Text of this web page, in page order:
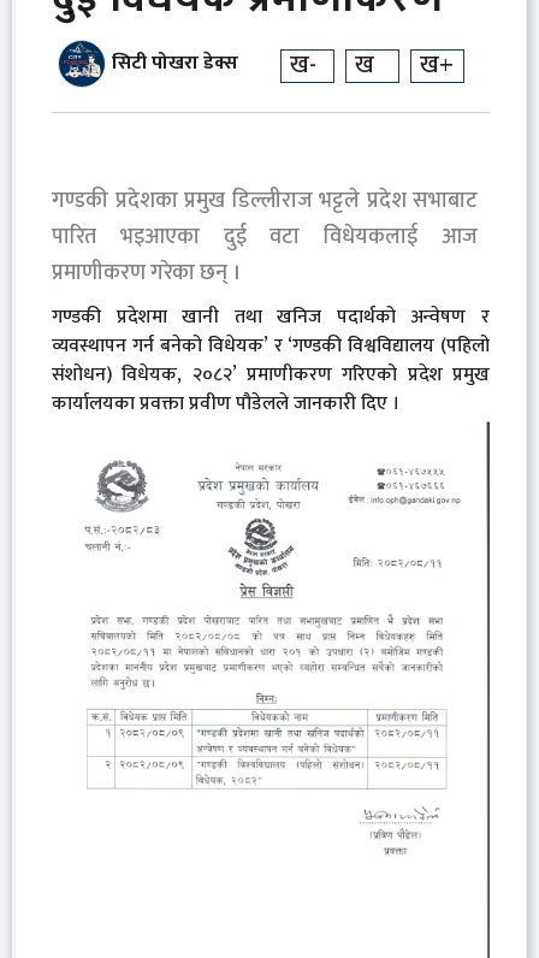
सिटी पोखरा डेक्स ख- ख ख+
गण्डकी प्रदेशका प्रमुख डिल्लीराज भट्टले प्रदेश सभाबाट
पारित भइआएका दुई वटा विधेयकलाई आज
प्रमाणीकरण गरेका छन् ।
गण्डकी प्रदेशमा खानी तथा खनिज पदार्थको अन्वेषण र
व्यवस्थापन गर्न बनेको विधेयक’ र ‘गण्डकी विश्वविद्यालय (पहिलो
संशोधन) विधेयक, २०८२’ प्रमाणीकरण गरिएको प्रदेश प्रमुख
कार्यालयका प्रवक्ता प्रवीण पौडेलले जानकारी दिए ।